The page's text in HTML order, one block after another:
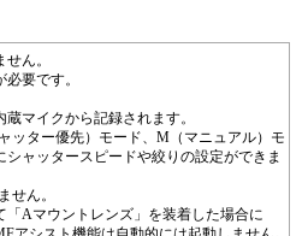
ん。
要です。
マイクから記録されます。
ッター優先）モード、M（マニュアル）モ
ャッタースピードや絞りの設定ができま
せん。
「Aマウントレンズ」を装着した場合に